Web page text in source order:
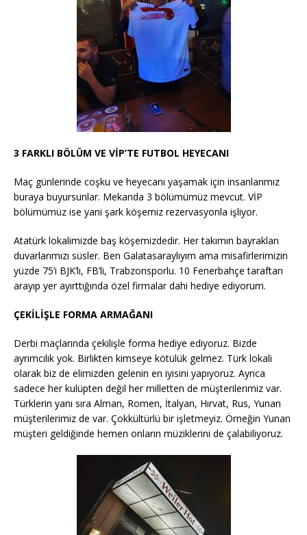
3 FARKLI BÖLÜM VE VİP’TE FUTBOL HEYECANI
Maç günlerinde coşku ve heyecanı yaşamak için insanlarımız
buraya buyursunlar. Mekanda 3 bölümümüz mevcut. VİP
bölümümüz ise yani şark köşemiz rezervasyonla işliyor.
Atatürk lokalimizde baş köşemizdedir. Her takımın bayrakları
duvarlarımızı süsler. Ben Galatasaraylıyım ama misafirlerimizin
yüzde 75’i BJK’lı, FB’li, Trabzonsporlu. 10 Fenerbahçe taraftarı
arayıp yer ayırttığında özel firmalar dahi hediye ediyorum.
ÇEKİLİŞLE FORMA ARMAĞANI
Derbi maçlarında çekilişle forma hediye ediyoruz. Bizde
ayrımcılık yok. Birlikten kimseye kötülük gelmez. Türk lokali
olarak biz de elimizden gelenin en iyisini yapıyoruz. Ayrıca
sadece her kulüpten değil her milletten de müşterilerimiz var.
Türklerin yanı sıra Alman, Romen, İtalyan, Hırvat, Rus, Yunan
müşterilerimiz de var. Çokkültürlü bir işletmeyiz. Örneğin Yunan
müşteri geldiğinde hemen onların müziklerini de çalabiliyoruz.